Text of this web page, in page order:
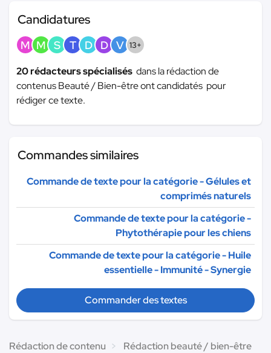
Candidatures
M M S T D D V 13+
20 rédacteurs spécialisés dans la rédaction de
contenus Beauté / Bien-être ont candidatés pour
rédiger ce texte.
Commandes similaires
Commande de texte pour la catégorie - Gélules et
comprimés naturels
Commande de texte pour la catégorie -
Phytothérapie pour les chiens
Commande de texte pour la catégorie - Huile
essentielle - Immunité - Synergie
Commander des textes
Rédaction de contenu
Rédaction beauté / bien-être